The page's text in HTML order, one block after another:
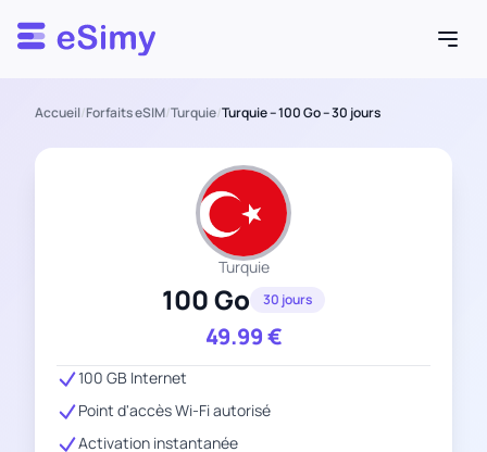
Esimy
Accueil/Forfaits eSIM/Turquie/Turquie – 100 Go – 30 jours
Turquie
100 Go 30 jours
49.99€
100 GB Internet
Point d'accès Wi-Fi autorisé
Activation instantanée